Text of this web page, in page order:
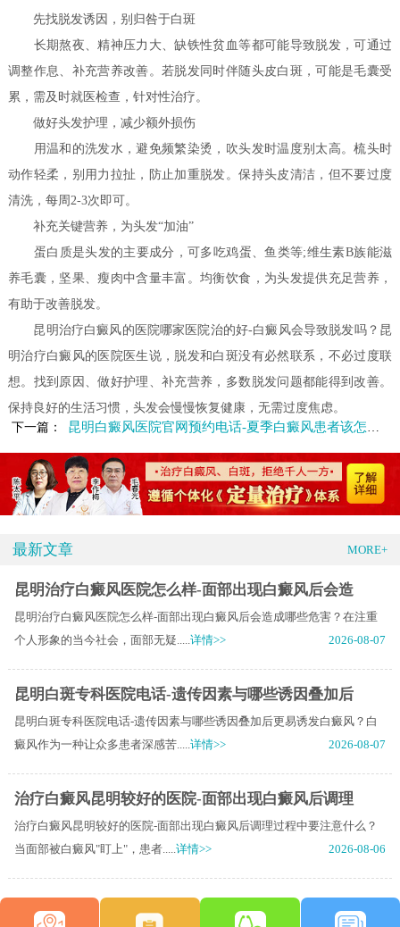
先找脱发诱因，别归咎于白斑
长期熬夜、精神压力大、缺铁性贫血等都可能导致脱发，可通过
调整作息、补充营养改善。若脱发同时伴随头皮白斑，可能是毛囊受
累，需及时就医检查，针对性治疗。
做好头发护理，减少额外损伤
用温和的洗发水，避免频繁染烫，吹头发时温度别太高。梳头时
动作轻柔，别用力拉扯，防止加重脱发。保持头皮清洁，但不要过度
清洗，每周2-3次即可。
补充关键营养，为头发“加油”
蛋白质是头发的主要成分，可多吃鸡蛋、鱼类等;维生素B族能滋
养毛囊，坚果、瘦肉中含量丰富。均衡饮食，为头发提供充足营养，
有助于改善脱发。
昆明治疗白癜风的医院哪家医院治的好-白癜风会导致脱发吗？昆
明治疗白癜风的医院医生说，脱发和白斑没有必然联系，不必过度联
想。找到原因、做好护理、补充营养，多数脱发问题都能得到改善。
保持良好的生活习惯，头发会慢慢恢复健康，无需过度焦虑。
下一篇：
昆明白癜风医院官网预约电话-夏季白癜风患者该怎么挑选凉鞋呢
最新文章 MORE+
昆明治疗白癜风医院怎么样-面部出现白癜风后会造
昆明治疗白癜风医院怎么样-面部出现白癜风后会造成哪些危害？在注重
个人形象的当今社会，面部无疑.....详情>> 2026-08-07
昆明白斑专科医院电话-遗传因素与哪些诱因叠加后
昆明白斑专科医院电话-遗传因素与哪些诱因叠加后更易诱发白癜风？白
癜风作为一种让众多患者深感苦.....详情>> 2026-08-07
治疗白癜风昆明较好的医院-面部出现白癜风后调理
治疗白癜风昆明较好的医院-面部出现白癜风后调理过程中要注意什么？
当面部被白癜风"盯上"，患者.....详情>> 2026-08-06